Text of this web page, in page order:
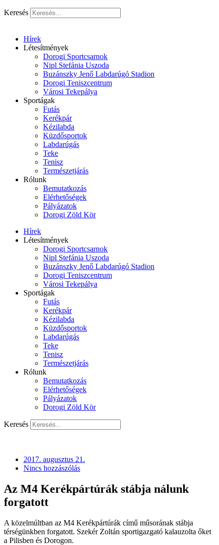
Keresés
Hírek
Létesítmények
Dorogi Sportcsarnok
Nipl Stefánia Uszoda
Buzánszky Jenő Labdarúgó Stadion
Dorogi Teniszcentrum
Városi Tekepálya
Sportágak
Futás
Kerékpár
Kézilabda
Küzdősportok
Labdarúgás
Teke
Tenisz
Természetjárás
Rólunk
Bemutatkozás
Elérhetőségek
Pályázatok
Dorogi Zöld Kör
Hírek
Létesítmények
Dorogi Sportcsarnok
Nipl Stefánia Uszoda
Buzánszky Jenő Labdarúgó Stadion
Dorogi Teniszcentrum
Városi Tekepálya
Sportágak
Futás
Kerékpár
Kézilabda
Küzdősportok
Labdarúgás
Teke
Tenisz
Természetjárás
Rólunk
Bemutatkozás
Elérhetőségek
Pályázatok
Dorogi Zöld Kör
Keresés
2017. augusztus 21.
Nincs hozzászólás
Az M4 Kerékpártúrák stábja nálunk
forgatott
A közelmúltban az M4 Kerékpártúrák című műsorának stábja
térségünkben forgatott. Szekér Zoltán sportigazgató kalauzolta őket
a Pilisben és Dorogon.